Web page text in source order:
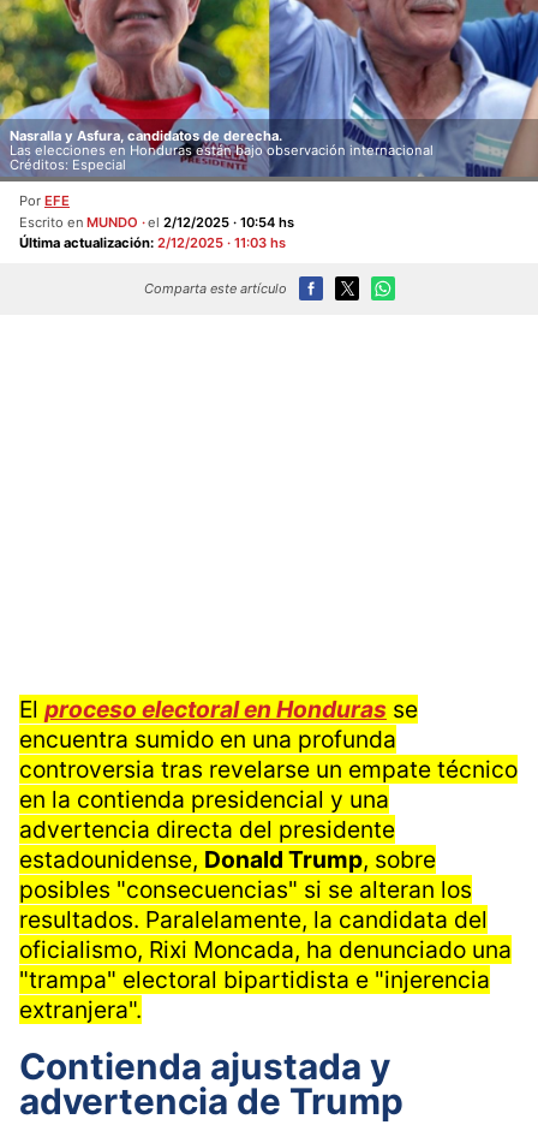
Nasralla y Asfura, candidatos de derecha.
Las elecciones en Honduras están bajo observación internacional
Créditos: Especial
Por EFE
Escrito en MUNDO el 2/12/2025 · 10:54 hs
Última actualización: 2/12/2025 · 11:03 hs
Comparta este artículo
El proceso electoral en Honduras se
encuentra sumido en una profunda
controversia tras revelarse un empate técnico
en la contienda presidencial y una
advertencia directa del presidente
estadounidense, Donald Trump, sobre
posibles "consecuencias" si se alteran los
resultados. Paralelamente, la candidata del
oficialismo, Rixi Moncada, ha denunciado una
"trampa" electoral bipartidista e "injerencia
extranjera".
Contienda ajustada y
advertencia de Trump